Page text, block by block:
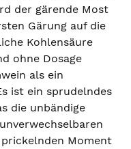
der gärende Most
Gärung auf die
Kohlensäure
ohne Dosage
als ein
ist ein sprudelndes
die unbändige
Moment